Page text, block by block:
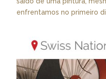
enfrentamos no primeiro